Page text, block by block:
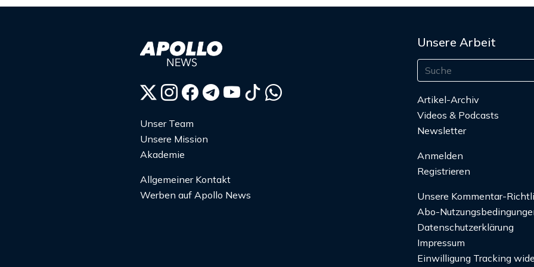
Unser Team
Unsere Mission
Akademie
Allgemeiner Kontakt
Werben auf Apollo News
Unsere Arbeit
Artikel-Archiv
Videos & Podcasts
Newsletter
Anmelden
Registrieren
Unsere Kommentar-
Abo-
Datenschutzerklärung
Impressum
Einwilligung Tracking